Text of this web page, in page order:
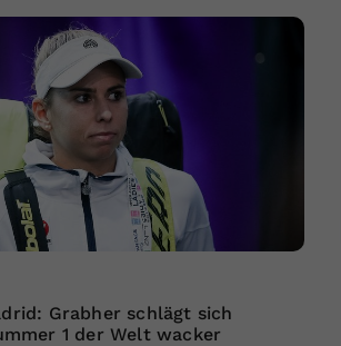
Grabher schlägt sich
1 der Welt wacker